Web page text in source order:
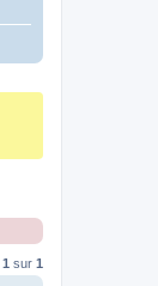
1 sur 1